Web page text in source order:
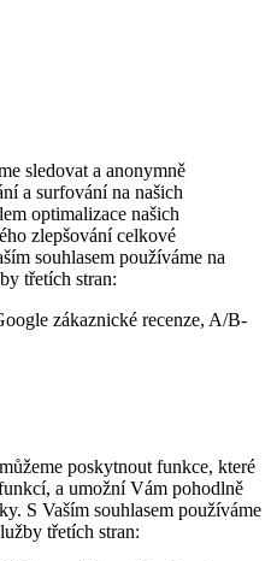
sledovat a anonymně
a surfování na našich
optimalizace našich
zlepšování celkové
souhlasem používáme na
třetích stran:
zákaznické recenze, A/B-
poskytnout funkce, které
a umožní Vám pohodlně
S Vaším souhlasem používáme
třetích stran: